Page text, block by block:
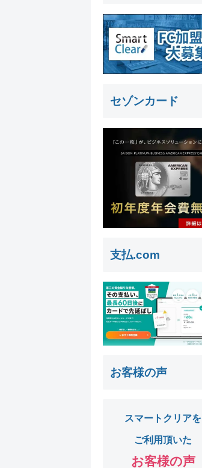
セゾンカード
支払.com
お客様の声
スマートクリアを
ご利用頂いた
お客様の声